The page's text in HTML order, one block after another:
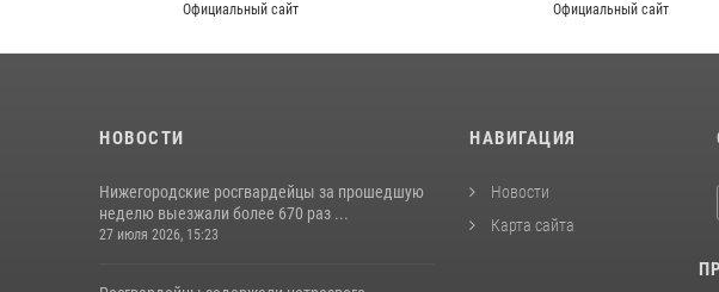
Официальный сайт Официальный сайт
НОВОСТИ
Нижегородские росгвардейцы за прошедшую
неделю выезжали более 670 раз ...
27 июля 2026, 15:23
НАВИГАЦИЯ
Новости
Карта сайта